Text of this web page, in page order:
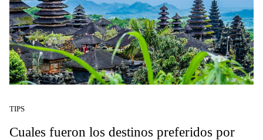
TIPS
Cuales fueron los destinos preferidos por